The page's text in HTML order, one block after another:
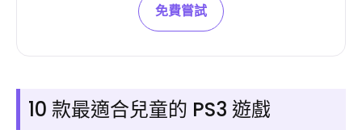
免費嘗試
10 款最適合兒童的 PS3 遊戲